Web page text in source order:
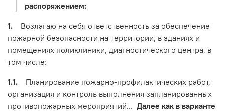
распоряжением:
1.
Возлагаю на себя ответственность за обеспечение
пожарной безопасности на территории, в зданиях и
помещениях поликлиники, диагностического центра, в
том числе:
1.1. Планирование пожарно-профилактических работ,
организация и контроль выполнения запланированных
противопожарных мероприятий... Далее как в варианте